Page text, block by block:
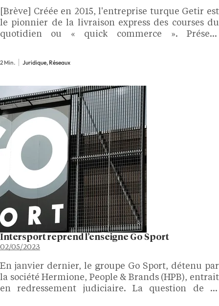
[Brève] Créée en 2015, l'entreprise turque Getir est
le pionnier de la livraison express des courses du
quotidien ou « quick commerce ». Présent
l'enseigne s'est installée en France en 2021, où elle
s'est…
2 Min. Juridique, Réseaux
Intersport reprend l’enseigne Go Sport
02/05/2023
En janvier dernier, le groupe Go Sport, détenu par
la société Hermione, People & Brands (HPB), entrait
en redressement judiciaire. La question de sa